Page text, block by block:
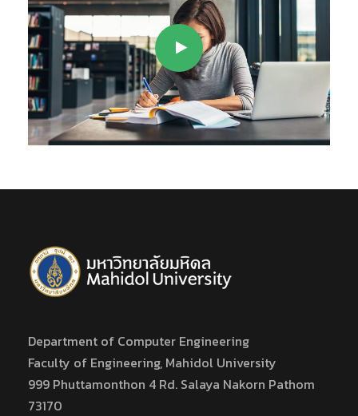
Department of Computer Engineering
Faculty of Engineering, Mahidol University
999 Phuttamonthon 4 Rd. Salaya Nakorn Pathom
73170